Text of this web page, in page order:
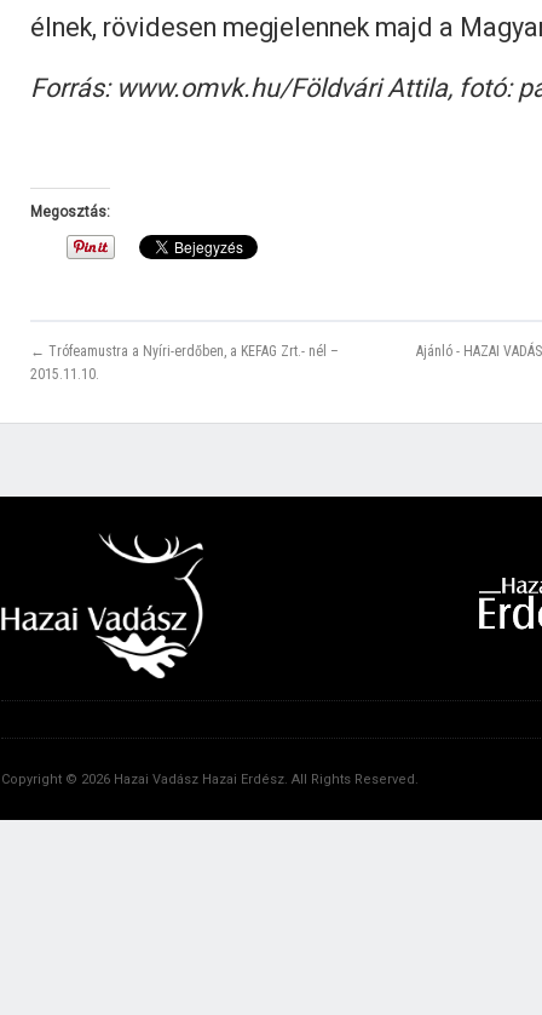
élnek, rövidesen megjelennek majd a
Forrás: www.omvk.hu/Földvári Attila, fotó:
Megosztás:
← Trófeamustra a Nyíri-erdőben, a KEFAG Zrt.- nél –
2015.11.10.
Ajánló - HAZAI
Copyright © 2026 Hazai Vadász Hazai Erdész. All Rights Reserved.